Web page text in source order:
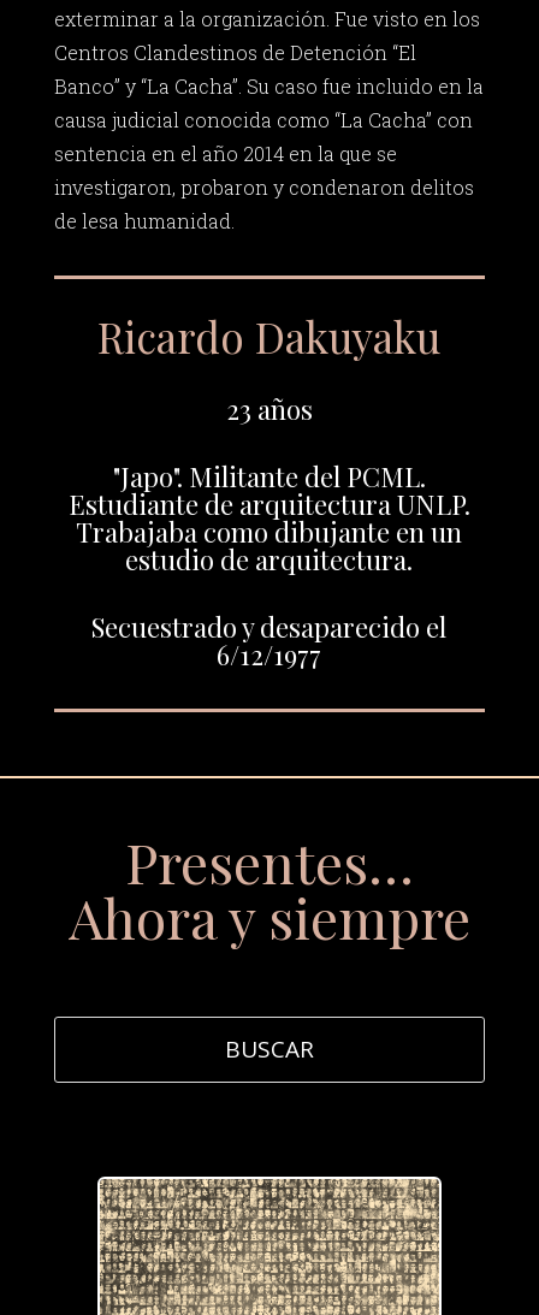
exterminar a la organización. Fue visto en los
Centros Clandestinos de Detención “El
Banco” y “La Cacha”. Su caso fue incluido en la
causa judicial conocida como “La Cacha” con
sentencia en el año 2014 en la que se
investigaron, probaron y condenaron delitos
de lesa humanidad.
Ricardo Dakuyaku
23 años
"Japo". Militante del PCML.
Estudiante de arquitectura UNLP.
Trabajaba como dibujante en un
estudio de arquitectura.
Secuestrado y desaparecido el
6/12/1977
Presentes…
Ahora y siempre